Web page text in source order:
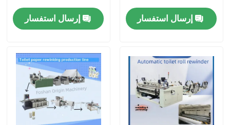
المنتجات
حولنا
إرسال استفسار إرسال استفسار